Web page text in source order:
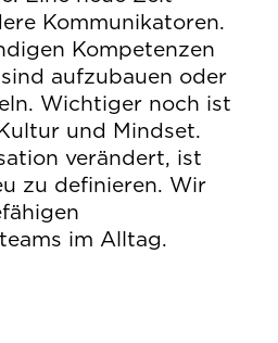
Kommunikatoren.
Kompetenzen
aufzubauen oder
Wichtiger noch ist
und Mindset.
verändert, ist
zu definieren. Wir
im Alltag.